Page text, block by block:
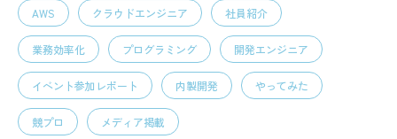
AWS クラウドエンジニア 社員紹介
業務効率化 プログラミング 開発エンジニア
イベント参加レポート 内製開発 やってみた
競プロ メディア掲載